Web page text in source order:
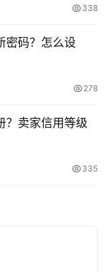
报，一经查实， 338
密码？怎么设
278
？卖家信用等级
335